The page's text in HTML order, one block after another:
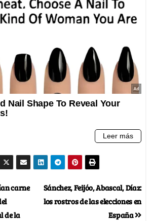
Sánchez, Feijóo, Abascal, Díaz:
los rostros de las elecciones en
España
carne
de la